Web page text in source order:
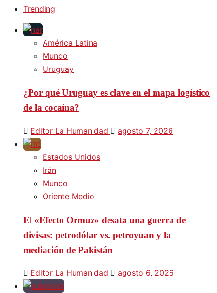
Trending
América Latina
Mundo
Uruguay
¿Por qué Uruguay es clave en el mapa logístico
de la cocaína?
Editor La Humanidad agosto 7, 2026
Estados Unidos
Irán
Mundo
Oriente Medio
El «Efecto Ormuz» desata una guerra de
divisas: petrodólar vs. petroyuan y la
mediación de Pakistán
Editor La Humanidad agosto 6, 2026